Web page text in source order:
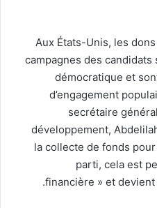
Aux États-Unis, les
campagnes des
démocratique et
d’engagement
secrétaire
développement,
la collecte de fonds
parti, cela est
financière » et